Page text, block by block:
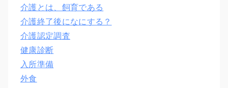
介護とは、飼育である
介護終了後になにする？
介護認定調査
健康診断
入所準備
外食